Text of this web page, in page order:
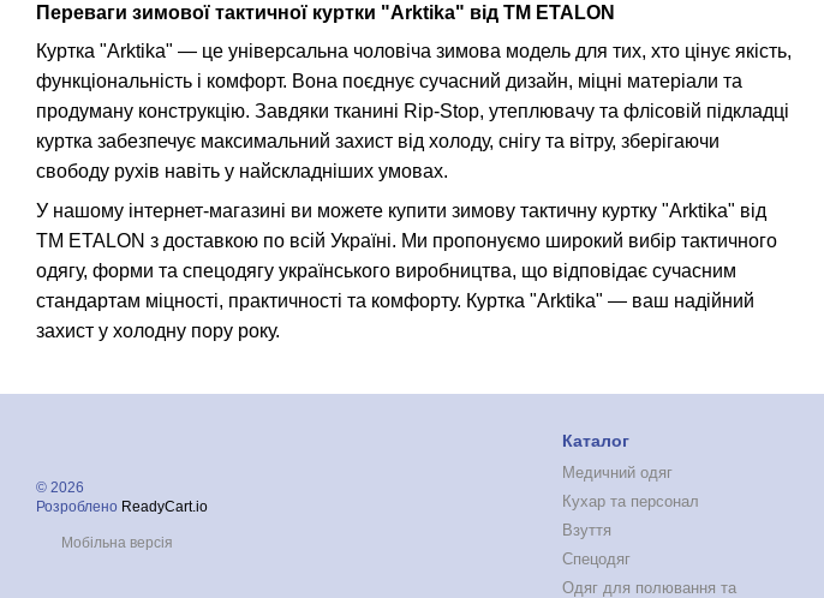
Переваги зимової тактичної куртки "Arktika" від TM ETALON
Куртка "Arktika" — це універсальна чоловіча зимова модель для тих, хто цінує якість,
функціональність і комфорт. Вона поєднує сучасний дизайн, міцні матеріали та
продуману конструкцію. Завдяки тканині Rip-Stop, утеплювачу та флісовій підкладці
куртка забезпечує максимальний захист від холоду, снігу та вітру, зберігаючи
свободу рухів навіть у найскладніших умовах.
У нашому інтернет-магазині ви можете купити зимову тактичну куртку "Arktika" від
TM ETALON з доставкою по всій Україні. Ми пропонуємо широкий вибір тактичного
одягу, форми та спецодягу українського виробництва, що відповідає сучасним
стандартам міцності, практичності та комфорту. Куртка "Arktika" — ваш надійний
захист у холодну пору року.
© 2026
Розроблено ReadyCart.io
Мобільна версія
Каталог
Медичний одяг
Кухар та персонал
Взуття
Спецодяг
Одяг для полювання та